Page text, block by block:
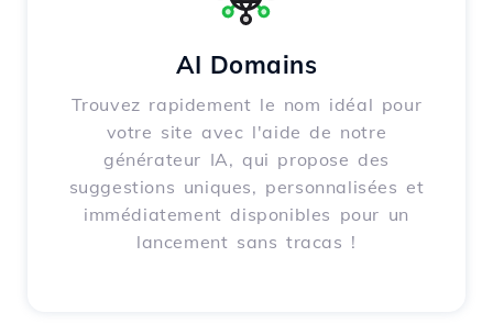
AI Domains
Trouvez rapidement le nom idéal pour
votre site avec l'aide de notre
générateur IA, qui propose des
suggestions uniques, personnalisées et
immédiatement disponibles pour un
lancement sans tracas !